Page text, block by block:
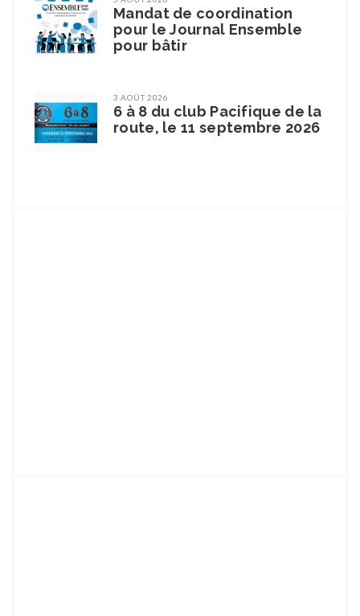
Mandat de coordination
pour le Journal Ensemble
pour bâtir
3 AOÛT 2026
6 à 8 du club Pacifique de la
route, le 11 septembre 2026